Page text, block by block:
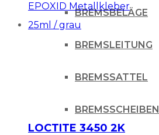
BREMSBELÄGE
BREMSLEITUNG
BREMSSATTEL
BREMSSCHEIBEN
LOCTITE 3450 2K